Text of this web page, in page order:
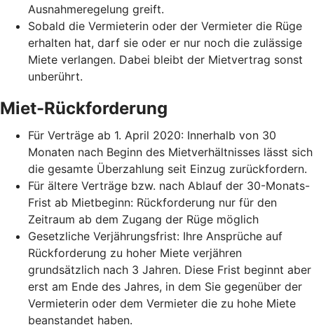
Ausnahmeregelung greift.
Sobald die Vermieterin oder der Vermieter die Rüge
erhalten hat, darf sie oder er nur noch die zulässige
Miete verlangen. Dabei bleibt der Mietvertrag sonst
unberührt.
Miet-Rückforderung
Für Verträge ab 1. April 2020: Innerhalb von 30
Monaten nach Beginn des Mietverhältnisses lässt sich
die gesamte Überzahlung seit Einzug zurückfordern.
Für ältere Verträge bzw. nach Ablauf der 30-Monats-
Frist ab Mietbeginn: Rückforderung nur für den
Zeitraum ab dem Zugang der Rüge möglich
Gesetzliche Verjährungsfrist: Ihre Ansprüche auf
Rückforderung zu hoher Miete verjähren
grundsätzlich nach 3 Jahren. Diese Frist beginnt aber
erst am Ende des Jahres, in dem Sie gegenüber der
Vermieterin oder dem Vermieter die zu hohe Miete
beanstandet haben.